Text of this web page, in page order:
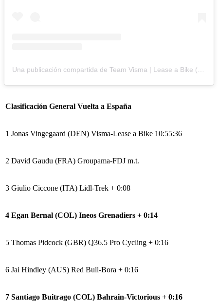
Una publicación compartida de Team Visma | Lease a Bike (@teamvisma_leaseabike)
Clasificación General Vuelta a España
1 Jonas Vingegaard (DEN) Visma-Lease a Bike 10:55:36
2 David Gaudu (FRA) Groupama-FDJ m.t.
3 Giulio Ciccone (ITA) Lidl-Trek + 0:08
4 Egan Bernal (COL) Ineos Grenadiers + 0:14
5 Thomas Pidcock (GBR) Q36.5 Pro Cycling + 0:16
6 Jai Hindley (AUS) Red Bull-Bora + 0:16
7 Santiago Buitrago (COL) Bahrain-Victorious + 0:16